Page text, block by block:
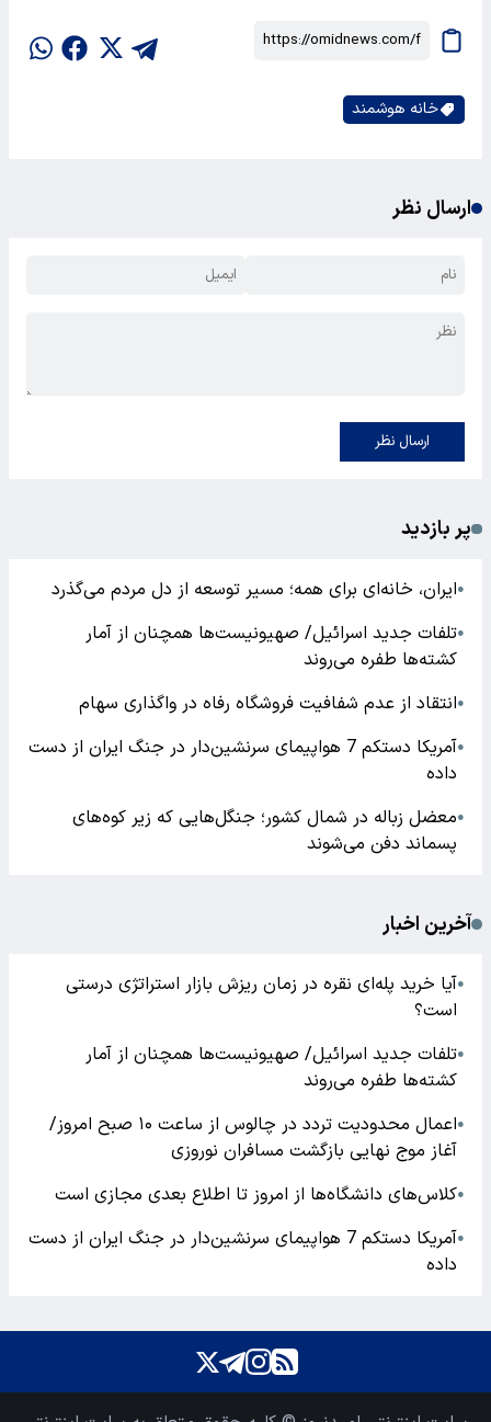
خانه هوشمند
ارسال نظر
ارسال نظر
پر بازدید
●ایران، خانه‌ای برای همه؛ مسیر توسعه از دل مردم می‌گذرد
●تلفات جدید اسرائیل/ صهیونیست‌ها همچنان از آمار
کشته‌ها طفره می‌روند
●انتقاد از عدم شفافیت فروشگاه رفاه در واگذاری سهام
●
آمریکا دستکم 7 هواپیمای سرنشین‌دار در جنگ ایران از دست
داده
●معضل زباله در شمال کشور؛ جنگل‌هایی که زیر کوه‌های
پسماند دفن می‌شوند
آخرین اخبار
●آیا خرید پله‌ای نقره در زمان ریزش بازار استراتژی درستی
است؟
●تلفات جدید اسرائیل/ صهیونیست‌ها همچنان از آمار
کشته‌ها طفره می‌روند
●
اعمال محدودیت تردد در چالوس از ساعت ۱۰ صبح امروز/
آغاز موج نهایی بازگشت مسافران نوروزی
●کلاس‌های دانشگاه‌ها از امروز تا اطلاع بعدی مجازی است
●
آمریکا دستکم 7 هواپیمای سرنشین‌دار در جنگ ایران از دست
داده